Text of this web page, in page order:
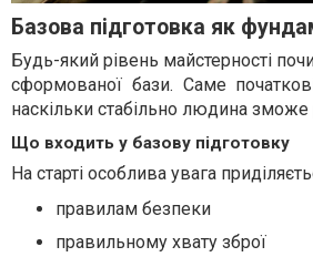
Базова підготовка як
Будь-який рівень майстерності
сформованої бази. Саме
наскільки стабільно людина зможе
Що входить у базову підготовку
На старті особлива увага
правилам безпеки
правильному хвату зброї